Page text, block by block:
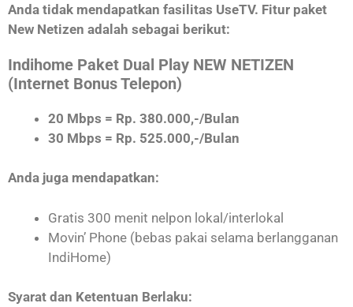
Anda tidak mendapatkan fasilitas UseTV. Fitur paket
New Netizen adalah sebagai berikut:
Indihome Paket Dual Play NEW NETIZEN
(Internet Bonus Telepon)
20 Mbps = Rp. 380.000,-/Bulan
30 Mbps = Rp. 525.000,-/Bulan
Anda juga mendapatkan:
Gratis 300 menit nelpon lokal/interlokal
Movin’ Phone (bebas pakai selama berlangganan
IndiHome)
Syarat dan Ketentuan Berlaku: